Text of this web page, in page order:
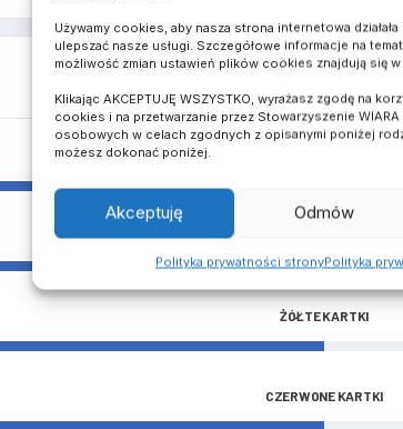
Używamy cookies, aby nasza strona internetowa
ulepszać nasze usługi. Szczegółowe informacje na
możliwość zmian ustawień plików cookies znajdują się
Klikając AKCEPTUJĘ WSZYSTKO, wyrażasz zgodę na
cookies i na przetwarzanie przez Stowarzyszenie WIARA
osobowych w celach zgodnych z opisanymi poniżej
możesz dokonać poniżej.
Akceptuję Odmów
Polityka prywatności stronyPolityka
ŻÓŁTE KARTKI
CZERWONE KARTKI